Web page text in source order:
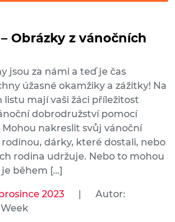
Obrázky z vánočních
jsou za námi a teď je čas
úžasné okamžiky a zážitky! Na
mají vaši žáci příležitost
dobrodružství pomocí
nakreslit svůj vánoční
dárky, které dostali, nebo
rodina udržuje. Nebo to mohou
během […]
2023 |
Autor: